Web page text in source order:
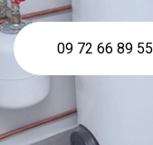
09 72 66 89 55